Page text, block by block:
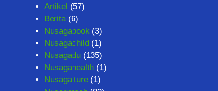
Artikel (57)
Berita(6)
Nusagabook (3)
Nusagachild (1)
Nusagadu (135)
Nusagahealth (1)
Nusagalture (1)